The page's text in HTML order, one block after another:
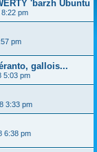
'barzh Ubuntu
pm
pm
gallois...
5:03 pm
3:33 pm
6:38 pm